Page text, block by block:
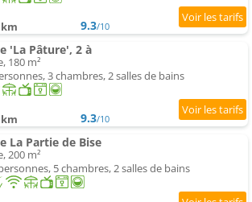
9.3/10
'La Pâture', 2 à
180 m²
3 chambres, 2 salles de bains
9.3/10
La Partie de Bise
200 m²
5 chambres, 2 salles de bains